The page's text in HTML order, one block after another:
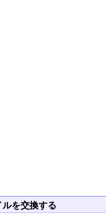
ルを交換する